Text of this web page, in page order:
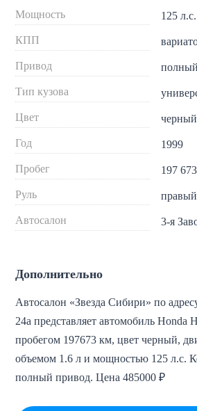
Мощность 125 л.с.
КПП
Привод полный
Тип кузова
Цвет черный
Год 1999
Пробег 197
Руль правый
Автосалон 3-я
Дополнительно
Автосалон «Звезда Сибири» по
24а представляет автомобиль Honda
пробегом 197673 км, цвет черный,
объемом 1.6 л и мощностью 125 л.с.
полный привод. Цена 485000 ₽